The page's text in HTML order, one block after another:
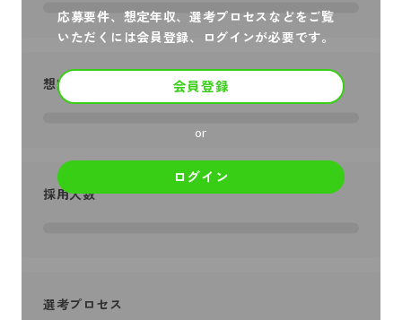
応募要件、想定年収、選考プロセスなどをご覧
いただくには会員登録、ログインが必要です。
会員登録
or
ログイン
想定年収
採用人数
選考プロセス